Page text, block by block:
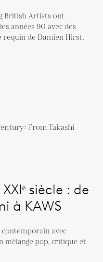
British Artists ont
années 90 avec des
requin de Damien Hirst.
siècle : de
à KAWS
avec
mélange pop, critique et